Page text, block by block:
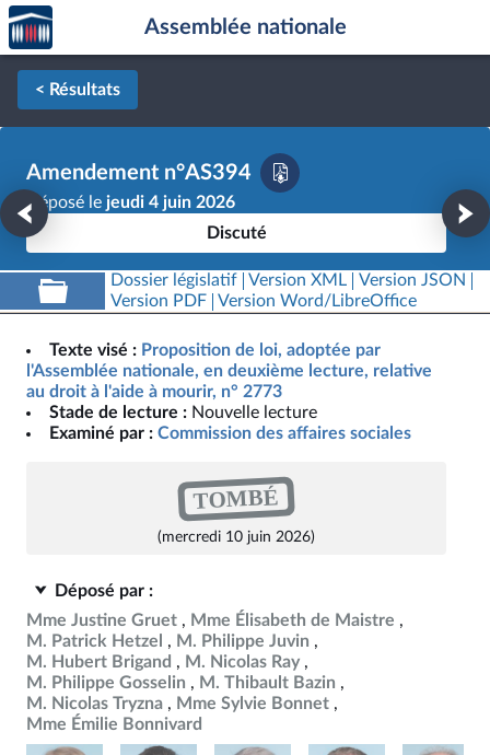
Aller au contenu
Aller en bas de la page
Accèder
à la
page
d'accueil
Assemblée nationale
< Résultats
Amendement n°AS394
Déposé le jeudi 4 juin 2026
Discuté
Dossier législatif Version XML
Version JSON
Version PDF
Version Word/LibreOffice
Texte visé : Proposition de loi, adoptée par
l'Assemblée nationale, en deuxième lecture, relative
au droit à l'aide à mourir, n° 2773
Stade de lecture : Nouvelle lecture
Examiné par : Commission des affaires sociales
TOMBÉ
(mercredi 10 juin 2026)
Déposé par :
Mme Justine Gruet
Mme Élisabeth de Maistre
M. Patrick Hetzel
M. Philippe Juvin
M. Hubert Brigand
M. Nicolas Ray
M. Philippe Gosselin
M. Thibault Bazin
M. Nicolas Tryzna
Mme Sylvie Bonnet
Mme Émilie Bonnivard